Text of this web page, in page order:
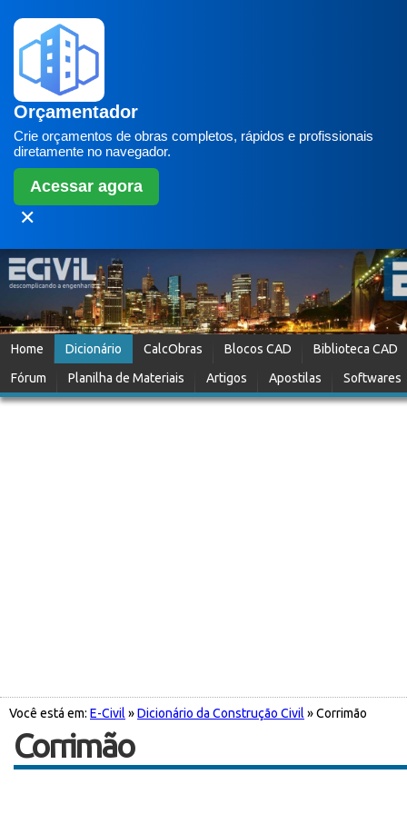
Orçamentador
Crie orçamentos de obras completos, rápidos e profissionais
diretamente no navegador.
Acessar agora
✕
Home Dicionário CalcObras Blocos CAD
Biblioteca CAD
Fórum
Planilha de Materiais Artigos Apostilas Softwares
Você está em: E-Civil »Dicionário da Construção Civil » Corrimão
Corrimão